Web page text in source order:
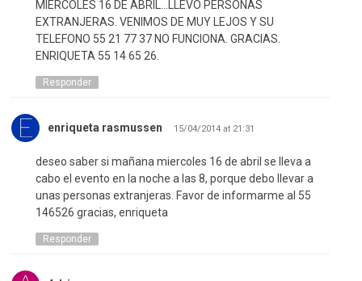
MIERCOLES 16 DE ABRIL…LLEVO PERSONAS
EXTRANJERAS. VENIMOS DE MUY LEJOS Y SU
TELEFONO 55 21 77 37 NO FUNCIONA. GRACIAS.
ENRIQUETA 55 14 65 26.
Responder
enriqueta rasmussen 15/04/2014 at 21:31
deseo saber si mañana miercoles 16 de abril se lleva a
cabo el evento en la noche a las 8, porque debo llevar a
unas personas extranjeras. Favor de informarme al 55
146526 gracias, enriqueta
Responder